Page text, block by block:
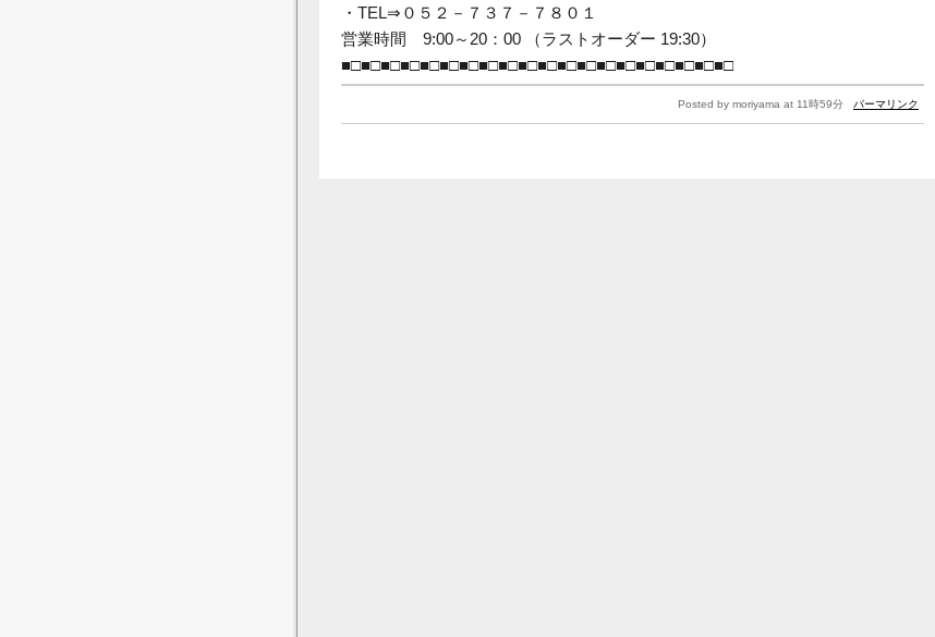
・TEL⇒０５２－７３７－７８０１
営業時間 9:00～20：00 （ラストオーダー 19:30）
■□■□■□■□■□■□■□■□■□■□■□■□■□■□■□■□■□■□■□■□
Posted by moriyama at 11時59分 パーマリンク